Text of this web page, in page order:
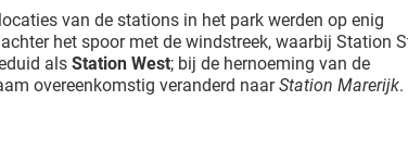
van de stations in het park werden op enig
het spoor met de windstreek, waarbij Station
als Station West; bij de hernoeming van de
overeenkomstig veranderd naarStation Marerijk.